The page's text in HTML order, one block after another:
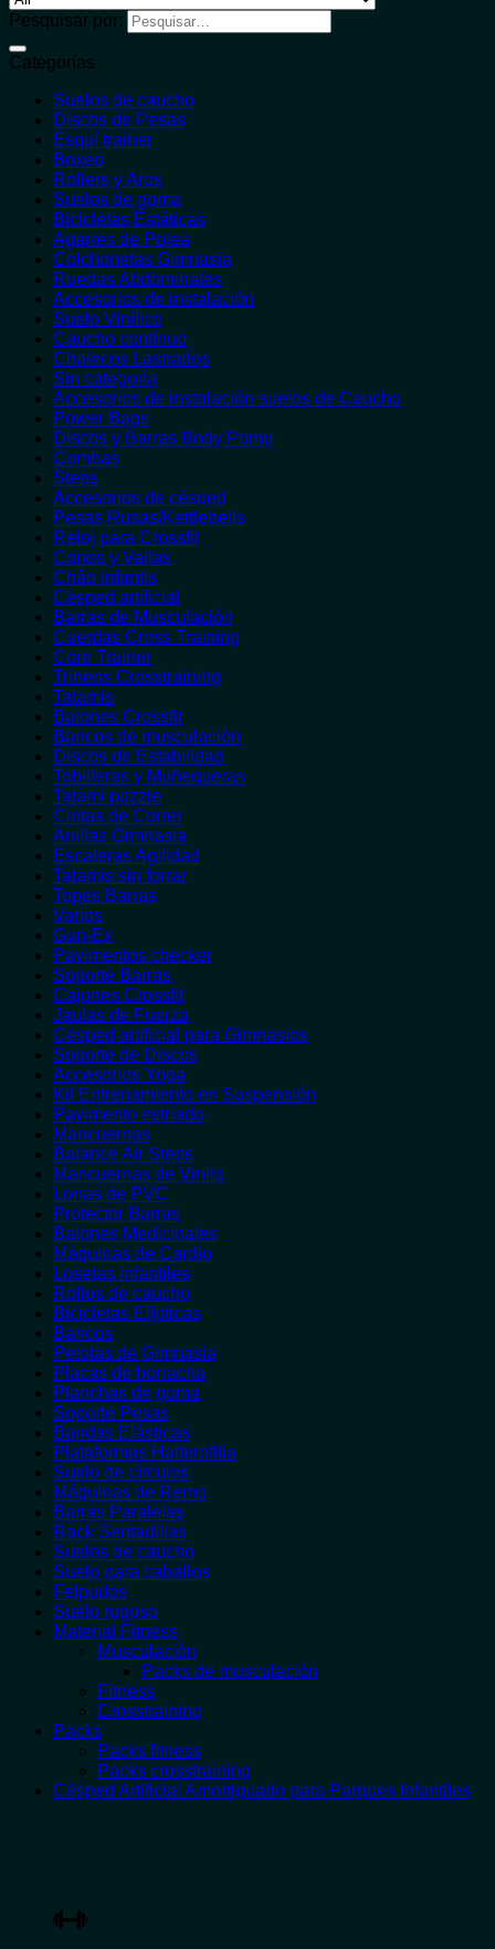
Pesquisar por:
Categorías
Suelos de caucho
Discos de Pesas
Esquí trainer
Boxeo
Rollers y Aros
Suelos de goma
Bicicletas Estáticas
Agarres de Polea
Colchonetas Gimnasia
Ruedas Abdominales
Accesorios de instalación
Suelo Vinílico
Caucho contínuo
Chalecos Lastrados
Sin categoría
Accesorios de instalación suelos de Caucho
Power Bags
Discos y Barras Body Pump
Combas
Steps
Accesorios de césped
Pesas Rusas/Kettlebells
Reloj para Crossfit
Conos y Vallas
Châo Infantis
Césped artificial
Barras de Musculación
Cuerdas Cross Training
Core Trainer
Trineos Crosstraining
Tatamis
Balones Crossfit
Bancos de musculación
Discos de Estabilidad
Tobilleras y Muñequeras
Tatami puzzle
Cintas de Correr
Anillas Gimnasia
Escaleras Agilidad
Tatamis sin forrar
Topes Barras
Varios
Gun-Ex
Pavimentos checker
Soporte Barras
Cajones Crossfit
Jaulas de Fuerza
Césped artificial para Gimnasios
Soporte de Discos
Accesorios Yoga
Kit Entrenamiento en Suspensión
Pavimento estriado
Mancuernas
Balance Air Steps
Mancuernas de Vinilo
Lonas de PVC
Protector Barras
Balones Medicinales
Máquinas de Cardio
Losetas infantiles
Rollos de caucho
Bicicletas Elípticas
Bancos
Pelotas de Gimnasia
Placas de borracha
Planchas de goma
Soporte Pesas
Bandas Elásticas
Plataformas Halterofilia
Suelo de círculos
Máquinas de Remo
Barras Paralelas
Rack Sentadillas
Suelos de caucho
Suelo para caballos
Felpudos
Suelo rugoso
Material Fitness
Musculación
Packs de musculación
Fitness
Crosstraining
Packs
Packs fitness
Packs crosstraining
Césped Artificial Amortiguado para Parques Infantiles